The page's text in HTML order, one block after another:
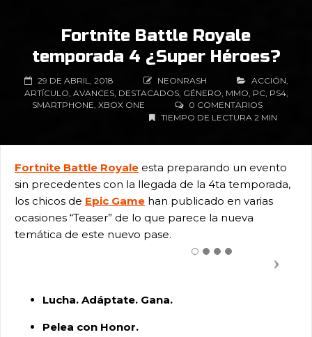
Fortnite Battle Royale
temporada 4 ¿Super Héroes?
29 DE ABRIL, 2018 NEONRASH ACCIÓN,
ARTÍCULO, AVANCES, DESTACADOS, GÉNERO, MMO, PC, PS4,
SMARTPHONE, XBOX ONE
TIEMPO DE LECTURA 2 MIN
0 COMENTARIOS
Fortnite Battle Royale esta preparando un evento
sin precedentes con la llegada de la 4ta temporada,
los chicos de Epic Game han publicado en varias
ocasiones “Teaser” de lo que parece la nueva
temática de este nuevo pase.
Lucha. Adáptate. Gana.
Pelea con Honor.